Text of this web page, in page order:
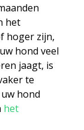
het
hoger zijn,
hond veel
jaagt, is
te
hond
het